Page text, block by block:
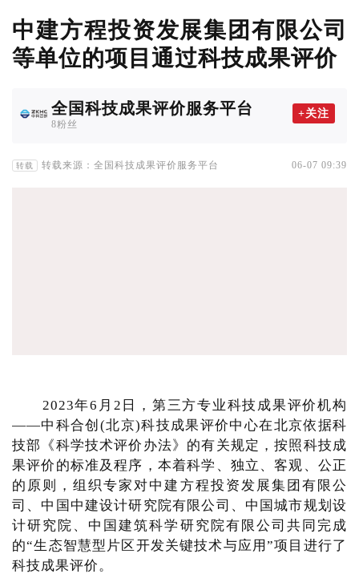
中建方程投资发展集团有限公司
等单位的项目通过科技成果评价
全国科技成果评价服务平台
8粉丝
+关注
转载 转载来源：全国科技成果评价服务平台 06-07 09:39
2023年6月2日，第三方专业科技成果评价机构
——中科合创(北京)科技成果评价中心在北京依据科
技部《科学技术评价办法》的有关规定，按照科技成
果评价的标准及程序，本着科学、独立、客观、公正
的原则，组织专家对中建方程投资发展集团有限公
司、中国中建设计研究院有限公司、中国城市规划设
计研究院、中国建筑科学研究院有限公司共同完成
的“生态智慧型片区开发关键技术与应用”项目进行了
科技成果评价。